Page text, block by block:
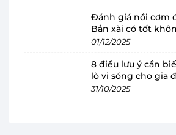
suất 600W cùng với công nghệ
các tính năng tiện lợi sẽ giúp
dễ dàng làm nhiều món ăn
cơm gia đình trở nên hấp dẫn
Đánh giá nồi cơm
Bản xài có tốt
01/12/2025
8 điều lưu ý cần
lò vi sóng cho gia
31/10/2025